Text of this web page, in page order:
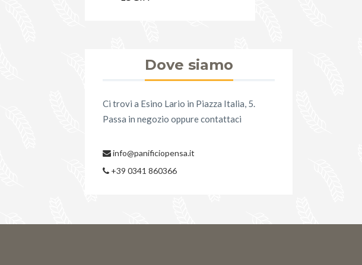
Dove siamo
Ci trovi a Esino Lario in Piazza Italia, 5.
Passa in negozio oppure contattaci
info@panificiopensa.it
+39 0341 860366